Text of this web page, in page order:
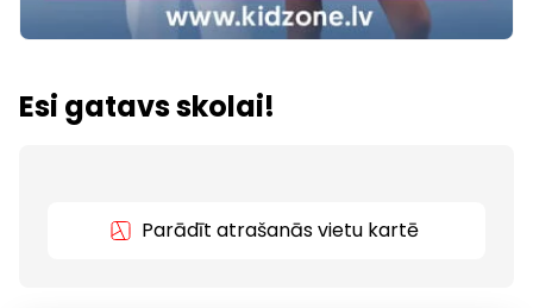
Esi gatavs skolai!
Parādīt atrašanās vietu kartē